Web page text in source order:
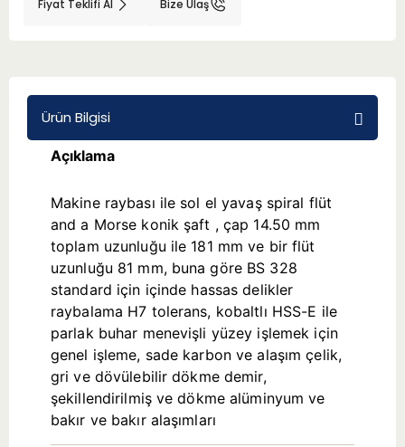
Adaptörler
Aksesuarlar
Fiyat Teklifi Al Bize Ulaş
Ürün Bilgisi
Açıklama
Makine raybası ile sol el yavaş spiral flüt
and a Morse konik şaft , çap 14.50 mm
toplam uzunluğu ile 181 mm ve bir flüt
uzunluğu 81 mm, buna göre BS 328
standard için içinde hassas delikler
raybalama H7 tolerans, kobaltlı HSS-E ile
parlak buhar menevişli yüzey işlemek için
genel işleme, sade karbon ve alaşım çelik,
gri ve dövülebilir dökme demir,
şekillendirilmiş ve dökme alüminyum ve
bakır ve bakır alaşımları